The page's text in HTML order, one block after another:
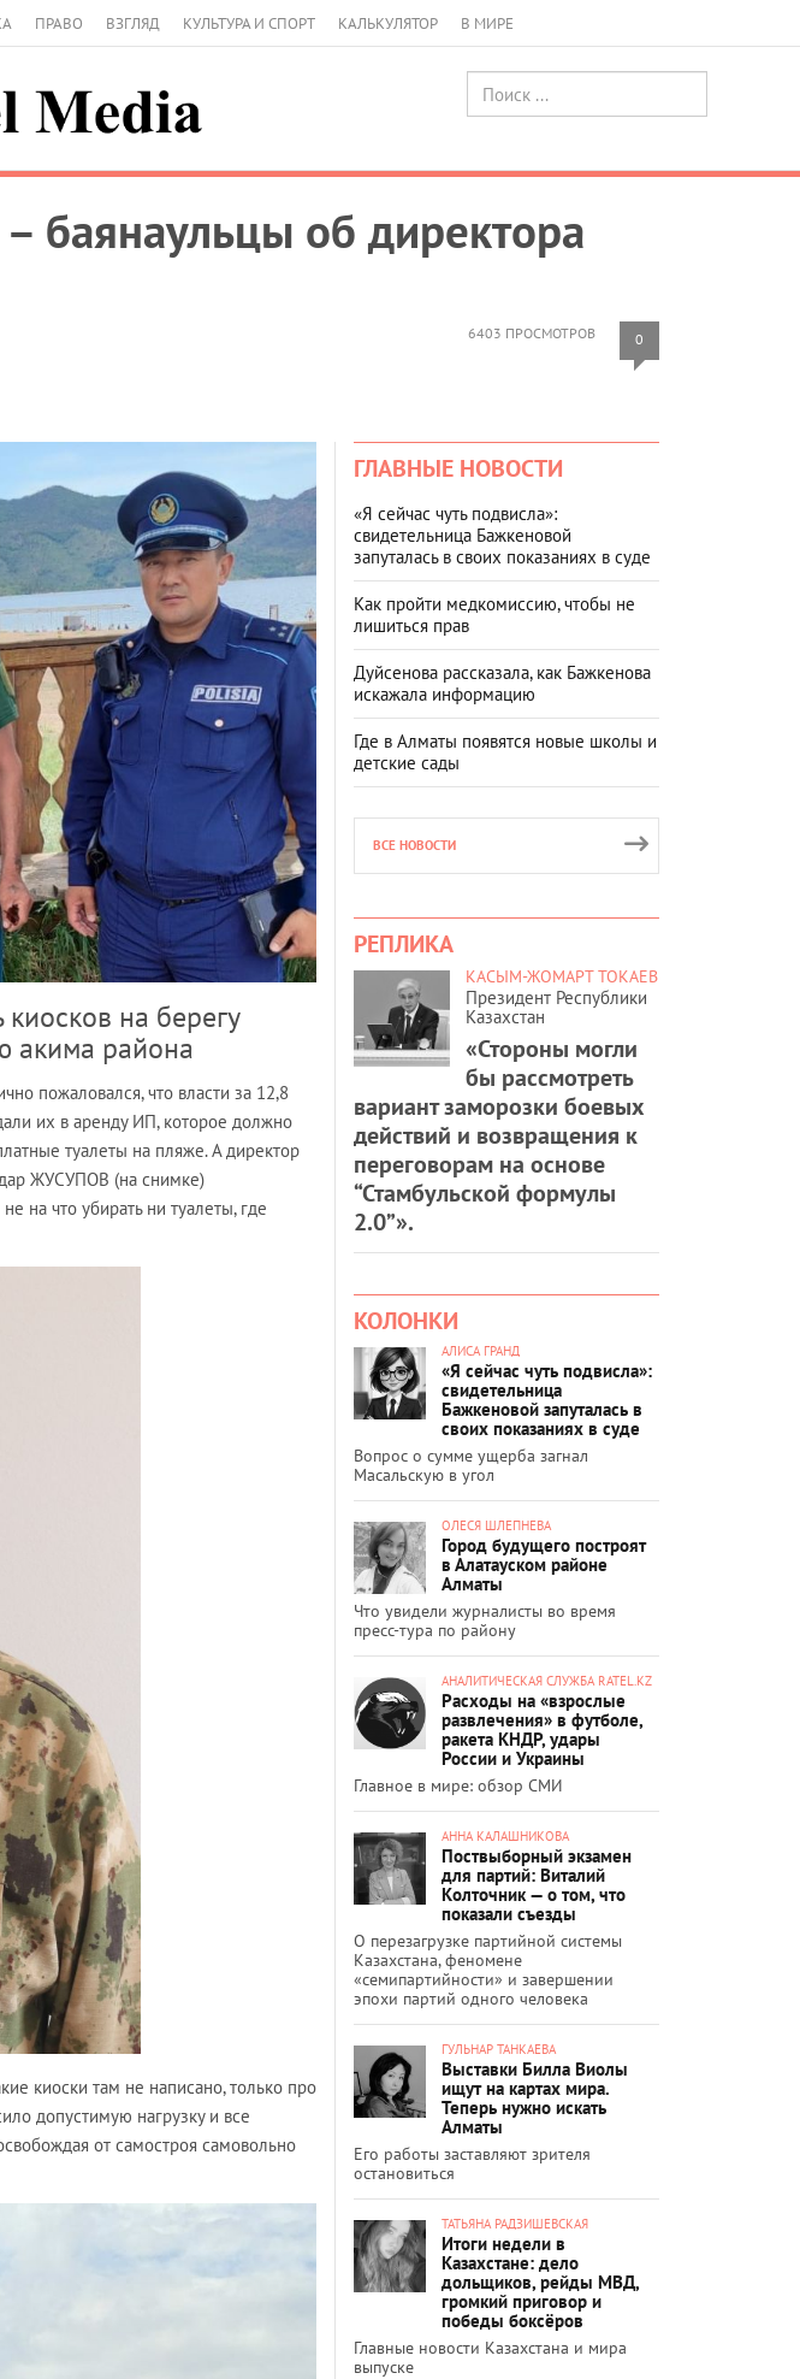
ПРАВО ВЗГЛЯД КУЛЬТУРА И СПОРТ КАЛЬКУЛЯТОР В МИРЕ
баянаульцы об директора
6403 ПРОСМОТРОВ 0
на берегу
акима района
пожаловался, что власти за 12,8
их в аренду ИП, которое должно
туалеты на пляже. А директор
ЖУСУПОВ (на снимке)
на что убирать ни туалеты, где
киоски там не написано, только про
допустимую нагрузку и все
от самостроя самовольно
ГЛАВНЫЕ НОВОСТИ
«Я сейчас чуть подвисла»:
свидетельница Бажкеновой
запуталась в своих показаниях в суде
Как пройти медкомиссию, чтобы не
лишиться прав
Дуйсенова рассказала, как Бажкенова
искажала информацию
Где в Алматы появятся новые школы и
детские сады
ВСЕ НОВОСТИ
РЕПЛИКА
КАСЫМ-ЖОМАРТ ТОКАЕВ
Президент Республики
Казахстан
«Стороны могли
бы рассмотреть
вариант заморозки боевых
действий и возвращения к
переговорам на основе
“Стамбульской формулы
2.0”».
КОЛОНКИ
АЛИСА ГРАНД
«Я сейчас чуть подвисла»:
свидетельница
Бажкеновой запуталась в
своих показаниях в суде
Вопрос о сумме ущерба загнал
Масальскую в угол
ОЛЕСЯ ШЛЕПНЕВА
Город будущего построят
в Алатауском районе
Алматы
Что увидели журналисты во время
пресс-тура по району
АНАЛИТИЧЕСКАЯ СЛУЖБА RATEL.KZ
Расходы на «взрослые
развлечения» в футболе,
ракета КНДР, удары
России и Украины
Главное в мире: обзор СМИ
АННА КАЛАШНИКОВА
Поствыборный экзамен
для партий: Виталий
Колточник — о том, что
показали съезды
О перезагрузке партийной системы
Казахстана, феномене
«семипартийности» и завершении
эпохи партий одного человека
ГУЛЬНАР ТАНКАЕВА
Выставки Билла Виолы
ищут на картах мира.
Теперь нужно искать
Алматы
Его работы заставляют зрителя
остановиться
ТАТЬЯНА РАДЗИШЕВСКАЯ
Итоги недели в
Казахстане: дело
дольщиков, рейды МВД,
громкий приговор и
победы боксёров
Главные новости Казахстана и мира
выпуске